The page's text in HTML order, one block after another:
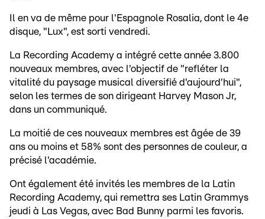
Il en va de même pour l'Espagnole Rosalia, dont le 4e
disque, "Lux", est sorti vendredi.
La Recording Academy a intégré cette année 3.800
nouveaux membres, avec l'objectif de "refléter la
vitalité du paysage musical diversifié d'aujourd'hui",
selon les termes de son dirigeant Harvey Mason Jr,
dans un communiqué.
La moitié de ces nouveaux membres est âgée de 39
ans ou moins et 58% sont des personnes de couleur, a
précisé l'académie.
Ont également été invités les membres de la Latin
Recording Academy, qui remettra ses Latin Grammys
jeudi à Las Vegas, avec Bad Bunny parmi les favoris.